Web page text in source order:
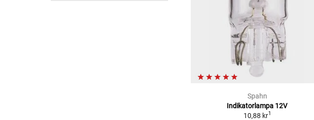
Spahn
Indikatorlampa 12V
10,88 kr1